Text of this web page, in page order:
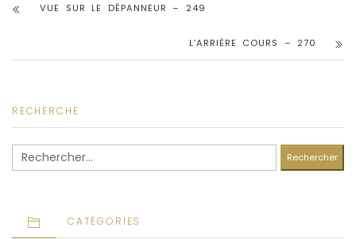
VUE SUR LE DÉPANNEUR – 249
L’ARRIÈRE COURS – 270
RECHERCHE
Rechercher :
CATÉGORIES